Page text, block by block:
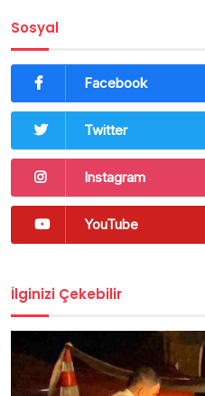
Sosyal
Facebook
Twitter
Instagram
YouTube
İlginizi Çekebilir